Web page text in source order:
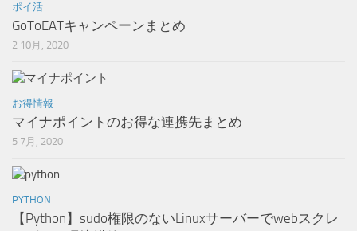
ポイ活
GoToEATキャンペーンまとめ
2 10月, 2020
お得情報
マイナポイントのお得な連携先まとめ
5 7月, 2020
PYTHON
【Python】sudo権限のないLinuxサーバーでwebスクレ